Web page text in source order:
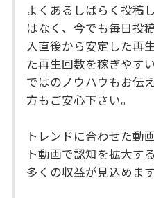
よくあるしばらく投稿
はなく、今でも毎日投
入直後から安定した再
た再生回数を稼ぎやす
ではのノウハウもお伝
方もご安心下さい。
トレンドに合わせた動
ト動画で認知を拡大す
多くの収益が見込めます